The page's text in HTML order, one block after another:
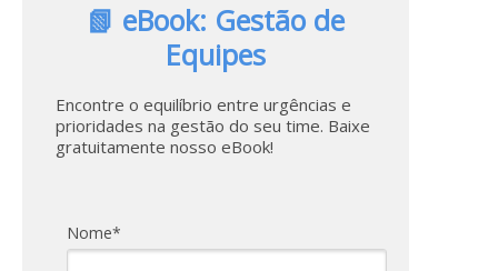
📗 eBook: Gestão de
Equipes
Encontre o equilíbrio entre urgências e
prioridades na gestão do seu time. Baixe
gratuitamente nosso eBook!
Nome*